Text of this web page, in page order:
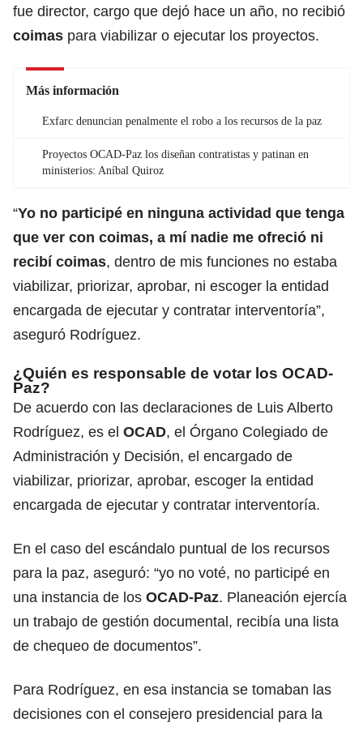
fue director, cargo que dejó hace un año, no recibió
coimas para viabilizar o ejecutar los proyectos.
Más información
Exfarc denuncian penalmente el robo a los recursos de la paz
Proyectos OCAD-Paz los diseñan contratistas y patinan en
ministerios: Aníbal Quiroz
“Yo no participé en ninguna actividad que tenga
que ver con coimas, a mí nadie me ofreció ni
recibí coimas, dentro de mis funciones no estaba
viabilizar, priorizar, aprobar, ni escoger la entidad
encargada de ejecutar y contratar interventoría”,
aseguró Rodríguez.
¿Quién es responsable de votar los OCAD-
Paz?
De acuerdo con las declaraciones de Luis Alberto
Rodríguez, es el OCAD, el Órgano Colegiado de
Administración y Decisión, el encargado de
viabilizar, priorizar, aprobar, escoger la entidad
encargada de ejecutar y contratar interventoría.
En el caso del escándalo puntual de los recursos
para la paz, aseguró: “yo no voté, no participé en
una instancia de los OCAD-Paz. Planeación ejercía
un trabajo de gestión documental, recibía una lista
de chequeo de documentos”.
Para Rodríguez, en esa instancia se tomaban las
decisiones con el consejero presidencial para la